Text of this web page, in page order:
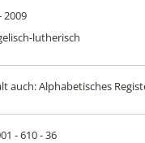
2009
lutherisch
auch: Alphabetisches
- 610 - 36